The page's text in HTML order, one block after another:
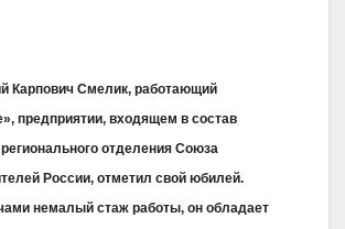
Карпович Смелик, работающий
предприятии, входящем в состав
отделения Союза
России, отметил свой юбилей.
немалый стаж работы, он обладает